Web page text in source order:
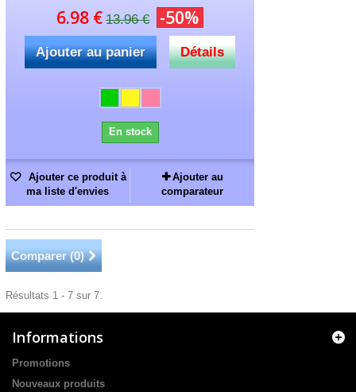
6.98 € 13.96 € -50%
Ajouter au panier Détails
En stock
Ajouter ce produit à
ma liste d'envies
Ajouter au
comparateur
Comparer (0)
Résultats 1 - 7 sur 7.
Informations
Promotions
Nouveaux produits